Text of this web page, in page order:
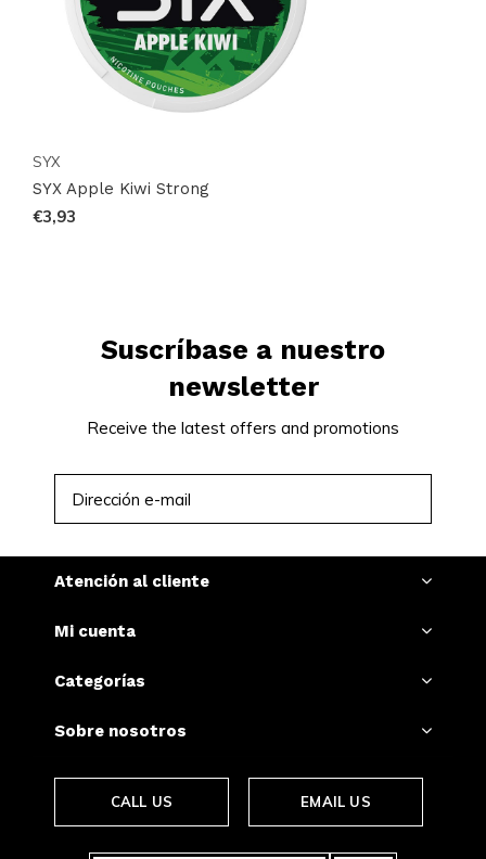
SYX
SYX Apple Kiwi Strong
€3,93
Suscríbase a nuestro
newsletter
Receive the latest offers and promotions
Atención al cliente
Mi cuenta
Categorías
Sobre nosotros
CALL US EMAIL US